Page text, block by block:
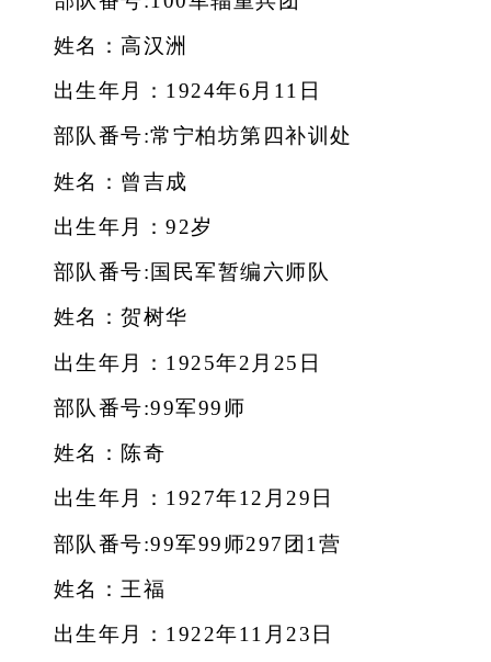
姓名：高汉洲
出生年月：1924年6月11日
部队番号:常宁柏坊第四补训处
姓名：曾吉成
出生年月：92岁
部队番号:国民军暂编六师队
姓名：贺树华
出生年月：1925年2月25日
部队番号:99军99师
姓名：陈奇
出生年月：1927年12月29日
部队番号:99军99师297团1营
姓名：王福
出生年月：1922年11月23日